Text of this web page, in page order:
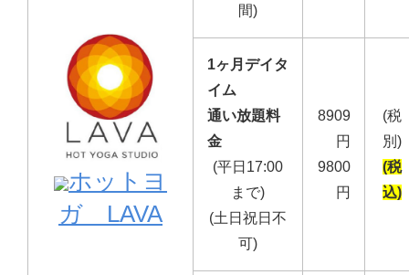
ホットヨ
ガ LAVA
間)
1ヶ月デイタ
イム
通い放題料
金
(平日17:00
まで)
(土日祝日不
可)
8909
円
9800
円
(税
別)
(税
込)